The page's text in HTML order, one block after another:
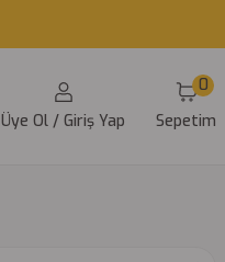
Üye Ol / Giriş Yap Sepetim
0